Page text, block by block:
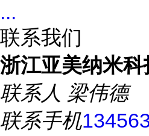
...
联系我们
浙江亚美纳米科
联系人 梁伟德
联系手机